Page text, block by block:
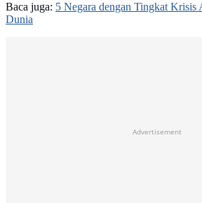
Baca juga: 5 Negara dengan Tingkat Krisis
Dunia
Advertisement